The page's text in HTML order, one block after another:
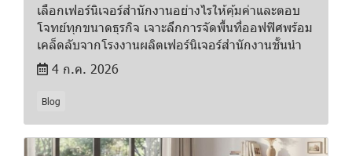
เลือกเฟอร์นิเจอร์สำนักงานอย่างไรให้คุ้มค่าและตอบ
โจทย์ทุกขนาดธุรกิจ เจาะลึกการจัดพื้นที่ออฟฟิศพร้อม
เคล็ดลับจากโรงงานผลิตเฟอร์นิเจอร์สำนักงานชั้นนำ
4 ก.ค. 2026
Blog